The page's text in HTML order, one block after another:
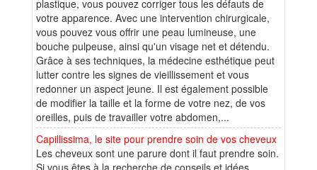
plastique, vous pouvez corriger tous les défauts de
votre apparence. Avec une intervention chirurgicale,
vous pouvez vous offrir une peau lumineuse, une
bouche pulpeuse, ainsi qu'un visage net et détendu.
Grâce à ses techniques, la médecine esthétique peut
lutter contre les signes de vieillissement et vous
redonner un aspect jeune. Il est également possible
de modifier la taille et la forme de votre nez, de vos
oreilles, puis de travailler votre abdomen,...
Capillissima, le site pour prendre soin de vos cheveux
Les cheveux sont une parure dont il faut prendre soin.